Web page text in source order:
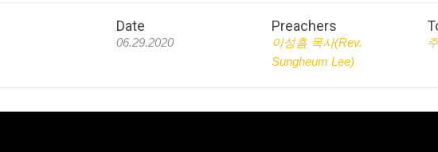
Date
06.29.2020
Preachers
이성흠 목사(Rev.
Sungheum Lee)